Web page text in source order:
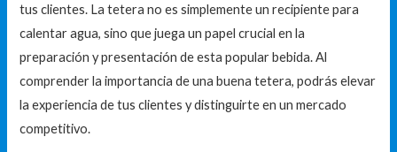
tus clientes. La tetera no es simplemente un recipiente para
calentar agua, sino que juega un papel crucial en la
preparación y presentación de esta popular bebida. Al
comprender la importancia de una buena tetera, podrás elevar
la experiencia de tus clientes y distinguirte en un mercado
competitivo.